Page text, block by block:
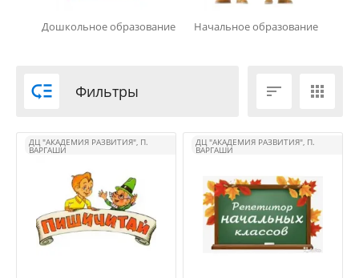
Дошкольное образование Начальное образование
 Фильтры  
ДЦ "АКАДЕМИЯ РАЗВИТИЯ", П.
ВАРГАШИ
ДЦ "АКАДЕМИЯ РАЗВИТИЯ", П.
ВАРГАШИ